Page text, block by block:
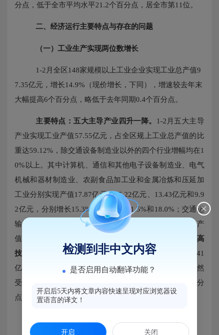
分点，低于全市平均水平21.2个百分点，居全市第11位。
二、经济运行主要特点与存在的问题
（一）工业生产实现两位数增长
1-2月全区148家规模以上工业企业实现工业总产值9
7.35亿元，增长14.9% （现价增长，下同），增速较去年末
大幅提高6个百分点，略低于去年同期0.4个百分点。
主要特点：五大主导产业四升一降。 1-2月五大主导
产业实现工业产值57.55亿元，占全区规上工业总产值的比
重达59.12%， 除交通设备制造业以外的四个行业增幅均在1
0%以上。其中计算机、通信和其他电子设备制造业、电气
机械和器材制造业、农副食品加工业和金属冶炼和压延加
工业分别实现产值17.87亿元、15.22亿元、13.43亿元和9.9
2亿元，分别增长15.3%、11.1%、21.5%和18.0%；交通运
输设备制造业受东南造船厂近两年船舶订单少的影响，产
值持续下降，1-2月仅实现产值1.12亿元，下降55.3%。 高
技术产业增长较快。33家高技术产业1-2月实现产值30.41
亿元，占全区规上工业总产值的31.2%，增长12.7%，
虽然
受到华映显示转型影响占比较去年同期减少
17.4个百分
点，
增速较去年同期低 3.2个百分点，但仍保持较快增长。
检测到非中文内容
是否启用自动翻译功能？
开启后5天内将文章内容快速呈现对应浏览器设
置语言的译文！
开启 关闭